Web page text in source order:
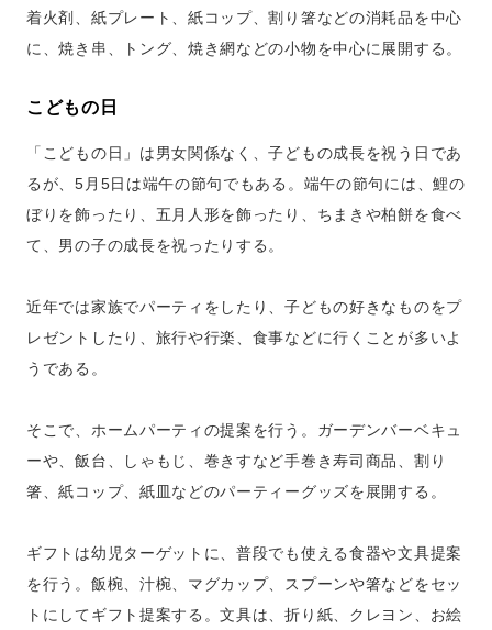
着火剤、紙プレート、紙コップ、割り箸などの消耗品を中心
に、焼き串、トング、焼き網などの小物を中心に展開する。
こどもの日
「こどもの日」は男女関係なく、子どもの成長を祝う日であ
るが、5月5日は端午の節句でもある。端午の節句には、鯉の
ぼりを飾ったり、五月人形を飾ったり、ちまきや柏餅を食べ
て、男の子の成長を祝ったりする。
近年では家族でパーティをしたり、子どもの好きなものをプ
レゼントしたり、旅行や行楽、食事などに行くことが多いよ
うである。
そこで、ホームパーティの提案を行う。ガーデンバーベキュ
ーや、飯台、しゃもじ、巻きすなど手巻き寿司商品、割り
箸、紙コップ、紙皿などのパーティーグッズを展開する。
ギフトは幼児ターゲットに、普段でも使える食器や文具提案
を行う。飯椀、汁椀、マグカップ、スプーンや箸などをセッ
トにしてギフト提案する。文具は、折り紙、クレヨン、お絵